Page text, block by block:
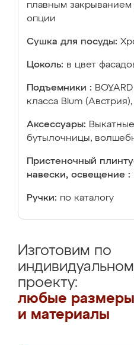
плавным
опции
Сушка для посуды:
Цоколь: в цвет
Подъемники :
класса Blum
Аксессуары:
бутылочницы,
Пристеночный
навески, освещение :
Ручки: по каталогу
Изготовим по
проекту:
любые
и материалы